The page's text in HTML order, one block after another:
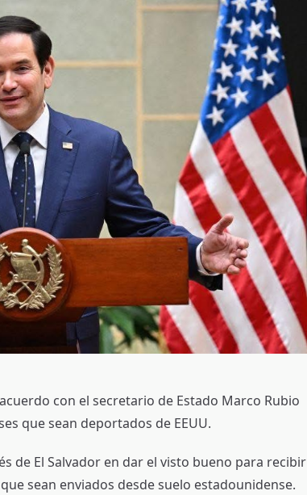
con el secretario de Estado Marco Rubio
que sean deportados de EEUU.
de El Salvador en dar el visto bueno para recibir
sean enviados desde suelo estadounidense.